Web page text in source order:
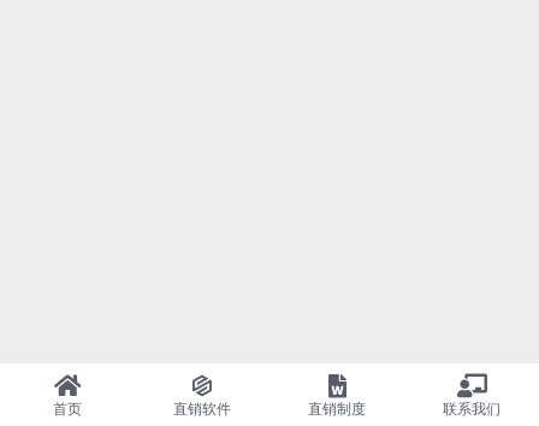
首页 直销软件 直销制度 联系我们